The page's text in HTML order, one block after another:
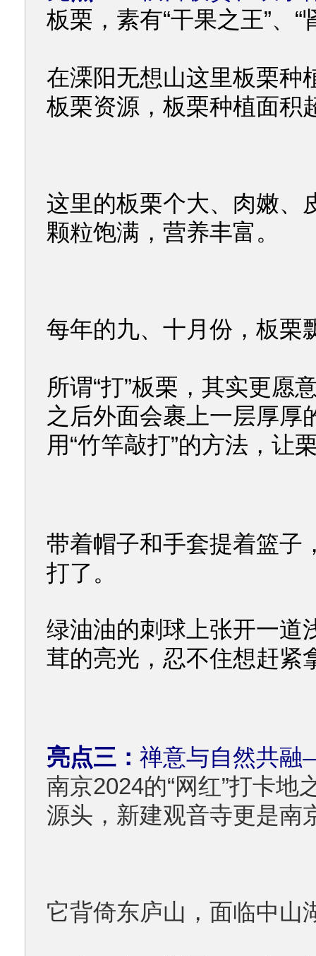
板栗，素有“干果之王”、“
在溧阳无想山这里板栗种
板栗资源，板栗种植面积
这里的板栗个大、肉嫩、
颗粒饱满，营养丰富。
每年的九、十月份，板栗
所谓“打”板栗，其实更愿
之后外面会裹上一层厚厚
用“竹竿敲打”的方法，让
带着帽子和手套提着篮子
打了。
绿油油的刺球上张开一道
茸的亮光，忍不住想赶紧
亮点三： 禅意与自然共
南京2024的“网红”打卡地
源头，新建观音寺更是南
它背倚东庐山，面临中山